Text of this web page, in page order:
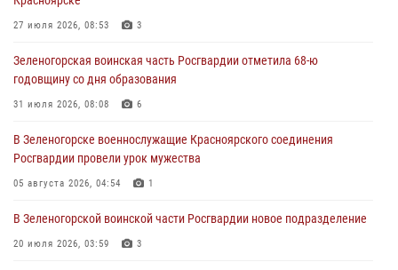
время проведения экстремального заплыва в Дудинке
04 августа 2026, 08:36
В Красноярске сотрудники Росгвардии задержали подозреваемого
в серии краж из супермаркета
04 августа 2026, 06:50
Военнослужащие Красноярского соединения Росгвардии
познакомили отдыхающих детей с тонкостями РХБ защиты
03 августа 2026, 13:12 2
27 июля 2026, 08:53 3
Зеленогорская воинская часть Росгвардии отметила 68-ю
годовщину со дня образования
31 июля 2026, 08:08 6
В Зеленогорске военнослужащие Красноярского соединения
Росгвардии провели урок мужества
05 августа 2026, 04:54 1
В Зеленогорской воинской части Росгвардии новое подразделение
20 июля 2026, 03:59 3